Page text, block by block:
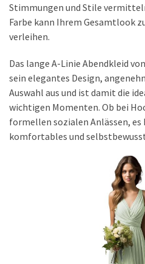
Stimmungen und Stile
Farbe kann Ihrem Gesamtlook
verleihen.
Das lange A-Linie Abendkleid
sein elegantes Design,
Auswahl aus und ist damit die
wichtigen Momenten. Ob bei
formellen sozialen Anlässen,
komfortables und